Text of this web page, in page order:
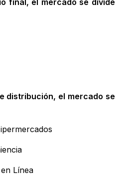
distribución, el mercado se
Línea